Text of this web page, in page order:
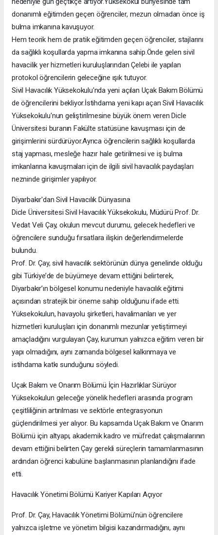
donanımlı eğitimden geçen öğrenciler, mezun olmadan önce iş
bulma imkanına kavuşuyor.
Hem teorik hem de pratik eğitimden geçen öğrenciler, stajlarını
da sağlıklı koşullarda yapma imkanına sahip.Önde gelen sivil
havacilik yer hizmetleri kuruluşlarından Çelebi ile yapılan
protokol öğrencilerin geleceğine ışık tutuyor.
Sivil Havacılık Yüksekokulu'nda yeni açılan Uçak Bakım Bölümü
de öğrencilerini bekliyor.İstihdama yeni kapı açan Sivil Havacılık
Yüksekokulu'nun geliştirilmesine büyük önem veren Dicle
Üniversitesi buranın Fakülte statüsüne kavuşması için de
girişimlerini sürdürüyor.Ayrıca öğrencilerin sağlıklı koşullarda
staj yapması, mesleğe hazır hale getirilmesi ve iş bulma
imkanlarına kavuşmaları için de ilgili sivil havacılık paydaşları
nezninde girişimler yapılıyor.
Diyarbakır'dan Sivil Havacılık Dünyasına
Dicle Üniversitesi Sivil Havacılık Yüksekokulu, Müdürü Prof. Dr.
Vedat Veli Çay, okulun mevcut durumu, gelecek hedefleri ve
öğrencilere sunduğu fırsatlara ilişkin değerlendirmelerde
bulundu.
Prof. Dr. Çay, sivil havacılık sektörünün dünya genelinde olduğu
gibi Türkiye’de de büyümeye devam ettiğini belirterek,
Diyarbakır’ın bölgesel konumu nedeniyle havacılık eğitimi
açısından stratejik bir öneme sahip olduğunu ifade etti.
Yüksekokulun, havayolu şirketleri, havalimanları ve yer
hizmetleri kuruluşları için donanımlı mezunlar yetiştirmeyi
amaçladığını vurgulayan Çay, kurumun yalnızca eğitim veren bir
yapı olmadığını, aynı zamanda bölgesel kalkınmaya ve
istihdama katkı sunduğunu söyledi.
Uçak Bakım ve Onarım Bölümü İçin Hazırlıklar Sürüyor
Yüksekokulun geleceğe yönelik hedefleri arasında program
çeşitliliğinin artırılması ve sektörle entegrasyonun
güçlendirilmesi yer alıyor. Bu kapsamda Uçak Bakım ve Onarım
Bölümü için altyapı, akademik kadro ve müfredat çalışmalarının
devam ettiğini belirten Çay gerekli süreçlerin tamamlanmasının
ardından öğrenci kabulüne başlanmasının planlandığını ifade
etti.
Havacılık Yönetimi Bölümü Kariyer Kapıları Açıyor
Prof. Dr. Çay, Havacılık Yönetimi Bölümü’nün öğrencilere
yalnızca işletme ve yönetim bilgisi kazandırmadığını, aynı